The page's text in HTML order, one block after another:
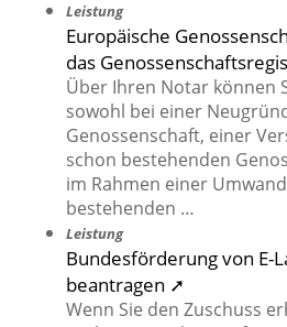
Leistung
Europäische
das
Über Ihren Notar können
sowohl bei einer
Genossenschaft, einer
schon bestehenden
im Rahmen einer
bestehenden …
Leistung
Bundesförderung von E-
beantragen ➚
Wenn Sie den Zuschuss